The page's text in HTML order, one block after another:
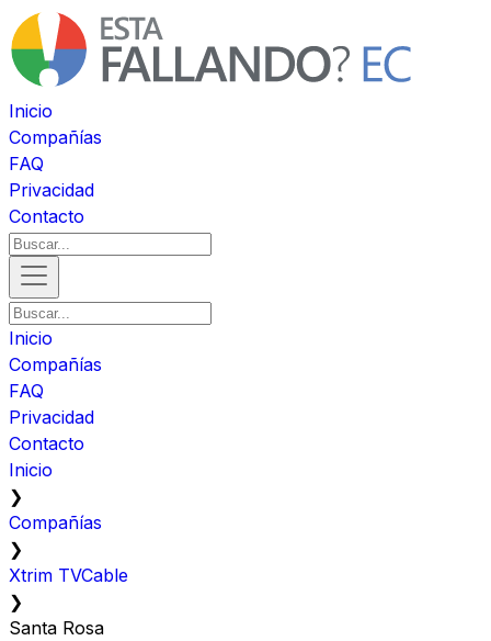
Inicio
Compañías
FAQ
Privacidad
Contacto
Inicio
Compañías
FAQ
Privacidad
Contacto
Inicio
❯
Compañías
❯
Xtrim TVCable
❯
Santa Rosa